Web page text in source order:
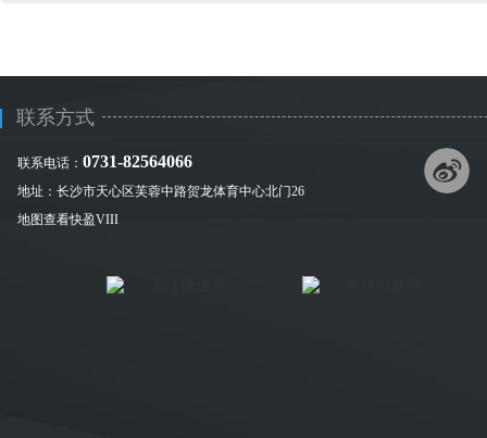
联系方式
联系电话： 0731-82564066
地址：长沙市天心区芙蓉中路贺龙体育中心北门26
地图查看快盈VIII